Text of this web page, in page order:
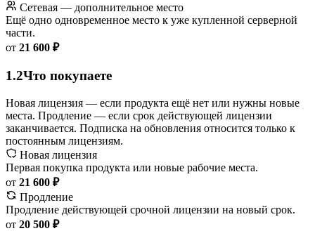
Сетевая — дополнительное место
Ещё одно одновременное место к уже купленной серверной
части.
от 21 600 ₽
1.2Что покупаете
Новая лицензия — если продукта ещё нет или нужны новые
места. Продление — если срок действующей лицензии
заканчивается. Подписка на обновления относится только к
постоянным лицензиям.
Новая лицензия
Первая покупка продукта или новые рабочие места.
от 21 600 ₽
Продление
Продление действующей срочной лицензии на новый срок.
от 20 500 ₽